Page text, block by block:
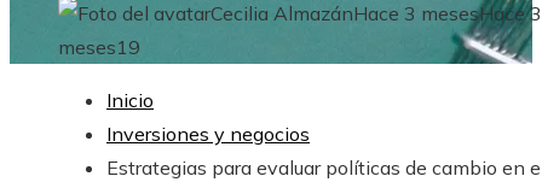
Cecilia AlmazánHace 3 mesesHace 3
meses19
Inicio
Inversiones y negocios
Estrategias para evaluar políticas de cambio en